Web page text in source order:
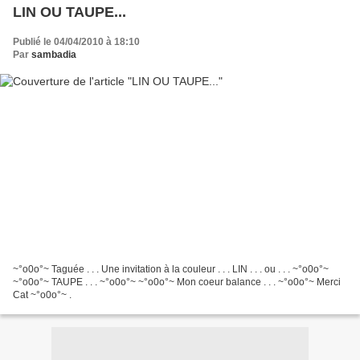
LIN OU TAUPE...
Publié le 04/04/2010 à 18:10
Par sambadia
~°o0o°~ Taguée . . . Une invitation à la couleur . . . LIN . . . ou . . . ~°o0o°~
~°o0o°~ TAUPE . . . ~°o0o°~ ~°o0o°~ Mon coeur balance . . . ~°o0o°~ Merci
Cat ~°o0o°~ .